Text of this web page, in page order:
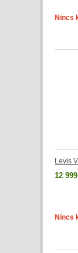
Nincs
Levis
12
Nincs